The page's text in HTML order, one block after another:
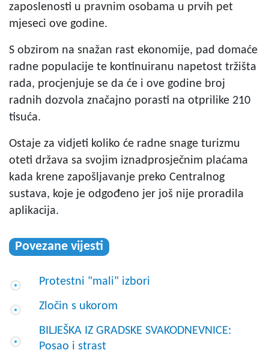
zaposlenosti u pravnim osobama u prvih pet
mjeseci ove godine.
S obzirom na snažan rast ekonomije, pad domaće
radne populacije te kontinuiranu napetost tržišta
rada, procjenjuje se da će i ove godine broj
radnih dozvola značajno porasti na otprilike 210
tisuća.
Ostaje za vidjeti koliko će radne snage turizmu
oteti država sa svojim iznadprosječnim plaćama
kada krene zapošljavanje preko Centralnog
sustava, koje je odgođeno jer još nije proradila
aplikacija.
Povezane vijesti
Protestni "mali" izbori
Zločin s ukorom
BILJEŠKA IZ GRADSKE SVAKODNEVNICE:
Posao i strast